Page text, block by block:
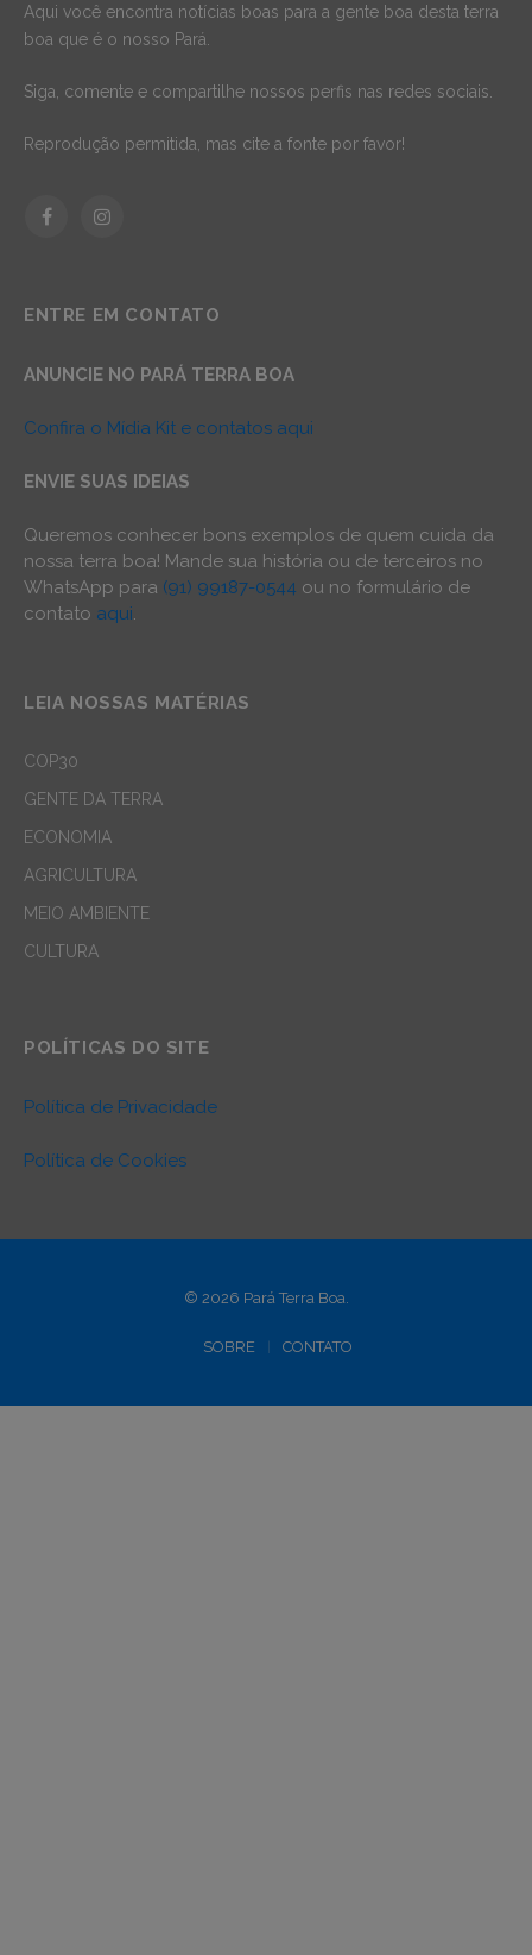
Aqui você encontra notícias boas para a gente boa desta terra
boa que é o nosso Pará.
Siga, comente e compartilhe nossos perfis nas redes sociais.
Reprodução permitida, mas cite a fonte por favor!
FacebookInstagram
ENTRE EM CONTATO
ANUNCIE NO PARÁ TERRA BOA
Confira o Mídia Kit e contatos aqui
ENVIE SUAS IDEIAS
Queremos conhecer bons exemplos de quem cuida da
nossa terra boa! Mande sua história ou de terceiros no
WhatsApp para (91) 99187-0544 ou no formulário de
contato aqui.
LEIA NOSSAS MATÉRIAS
COP30
GENTE DA TERRA
ECONOMIA
AGRICULTURA
MEIO AMBIENTE
CULTURA
POLÍTICAS DO SITE
Política de Privacidade
Política de Cookies
© 2026 Pará Terra Boa.
SOBRE CONTATO